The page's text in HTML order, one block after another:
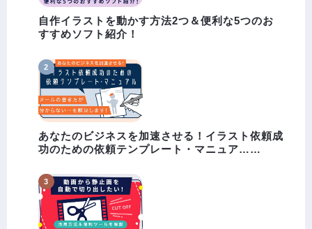
自作イラストを動かす方法2つ＆便利な5つのお
すすめソフト紹介！
あなたのビジネスを加速させる！イラスト依頼成
功のための依頼テンプレート・マニュア……